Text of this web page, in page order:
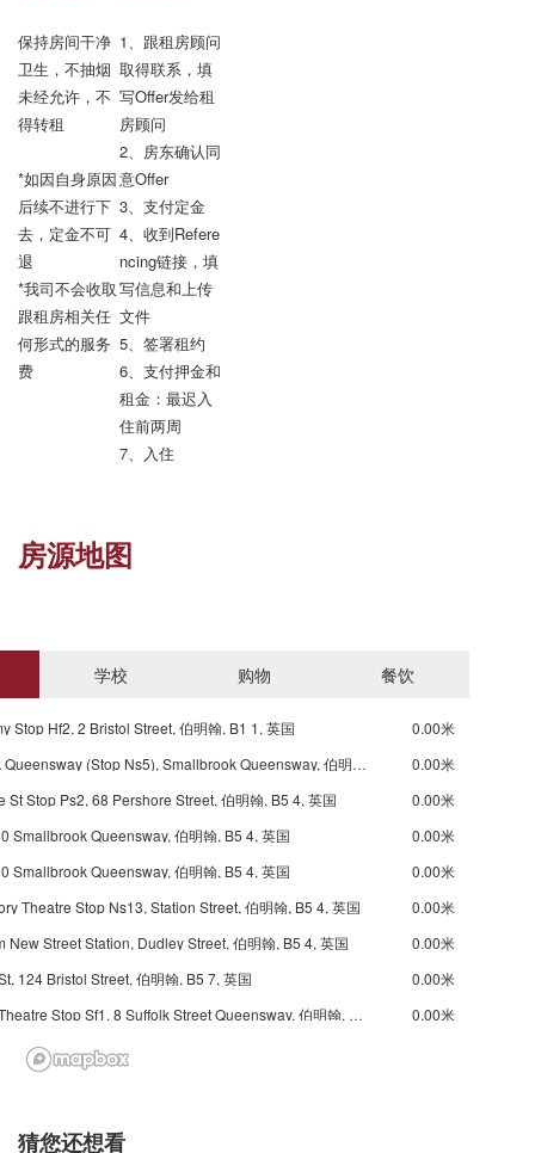
保持房间干净
卫生，不抽烟
未经允许，不
得转租
*如因自身原因
后续不进行下
去，定金不可
退
*我司不会收取
跟租房相关任
何形式的服务
费
1、跟租房顾问
取得联系，填
写Offer发给租
房顾问
2、房东确认同
意Offer
3、支付定金
4、收到Refere
ncing链接，填
写信息和上传
文件
5、签署租约
6、支付押金和
租金：最迟入
住前两周
7、入住
房源地图
学校 购物 餐饮
Stop Hf2, 2 Bristol Street, 伯明翰, B1 1, 英国
0.00米
Smallbrook Queensway (Stop Ns5), Smallbrook Queensway, 伯明翰, B5 4, 英国
0.00米
St Stop Ps2, 68 Pershore Street, 伯明翰, B5 4, 英国
0.00米
Smallbrook Queensway, 伯明翰, B5 4, 英国
0.00米
Smallbrook Queensway, 伯明翰, B5 4, 英国
0.00米
Theatre Stop Ns13, Station Street, 伯明翰, B5 4, 英国
0.00米
New Street Station, Dudley Street, 伯明翰, B5 4, 英国
0.00米
124 Bristol Street, 伯明翰, B5 7, 英国
0.00米
Alexandra Theatre Stop Sf1, 8 Suffolk Street Queensway, 伯明翰, B1 1LS, 英国
0.00米
Coast, Station Street, 伯明翰, B2 4AU, 英国
猜您还想看